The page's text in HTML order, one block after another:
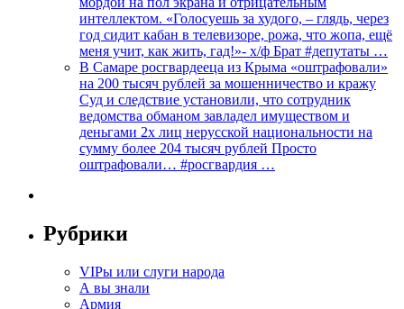
интеллектом. «Голосуешь за худого, – глядь, через
год сидит кабан в телевизоре, рожа, что жопа, ещё
меня учит, как жить, гад!»- х/ф Брат #депутаты …
В Самаре росгвардееца из Крыма «оштрафовали»
на 200 тысяч рублей за мошенничество и кражу
Суд и следствие установили, что сотрудник
ведомства обманом завладел имуществом и
деньгами 2х лиц нерусской национальности на
сумму более 204 тысяч рублей Просто
оштрафовали… #росгвардия …
Рубрики
VIPы или слуги народа
А вы знали
Армия